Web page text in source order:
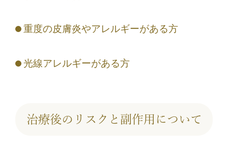
重度の皮膚炎やアレルギーがある方
光線アレルギーがある方
治療後のリスクと副作用について